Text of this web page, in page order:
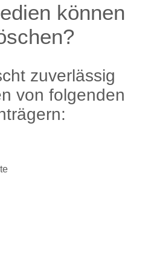
können
zuverlässig
von folgenden